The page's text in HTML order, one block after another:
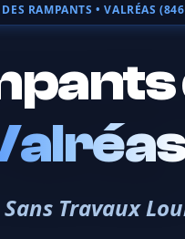
RAMPANTS • VALRÉAS
Travaux